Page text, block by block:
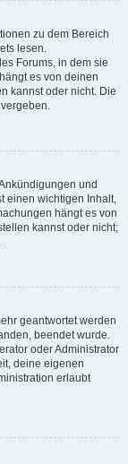
zu dem Bereich
lesen.
Forums, in dem sie
es von deinen
kannst oder nicht. Die
und
einen wichtigen Inhalt,
hängt es von
kannst oder nicht;
geantwortet werden
beendet wurde.
oder Administrator
deine eigenen
erlaubt